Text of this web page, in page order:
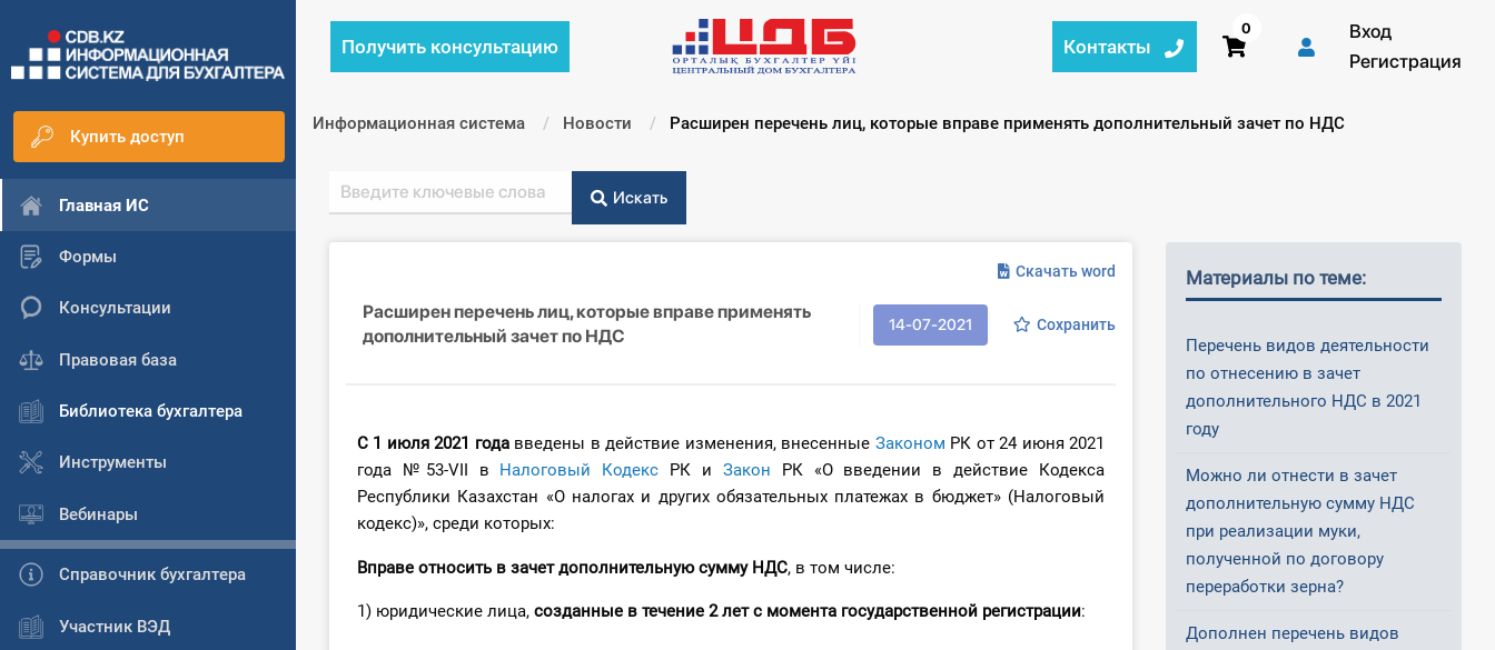
Купить доступ
Главная ИС
Формы
Консультации
Правовая база
Библиотека бухгалтера
Инструменты
Вебинары
Справочник бухгалтера
Участник ВЭД
Получить консультацию Контакты
0
Вход
Регистрация
Информационная система Новости Текущий:
Расширен перечень лиц, которые вправе применять дополнительный зачет по НДС
Искать
Скачать word
Расширен перечень лиц, которые вправе применять
дополнительный зачет по НДС
14-07-2021 Сохранить
С 1 июля 2021 годавведены в действие изменения, внесенные Законом РК от 24 июня 2021
года №53-VII в Налоговый Кодекс РК и Закон РК «О введении в действие Кодекса
Республики Казахстан «О налогах и других обязательных платежах в бюджет» (Налоговый
кодекс)», среди которых:
Вправе относить в зачет дополнительную сумму НДС, в том числе:
1) юридические лица, созданные в течение 2 летс момента государственной регистрации:
Материалы по теме:
Перечень видов деятельности
по отнесению в зачет
дополнительного НДС в 2021
году
Можно ли отнести в зачет
дополнительную сумму НДС
при реализации муки,
полученной по договору
переработки зерна?
Дополнен перечень видов